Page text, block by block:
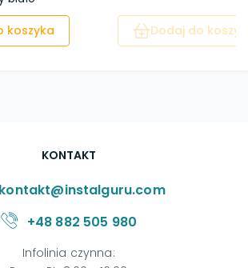
koszyka
Dodaj do
KONTAKT
kontakt@instalguru.com
+48 882 505 980
Infolinia czynna: